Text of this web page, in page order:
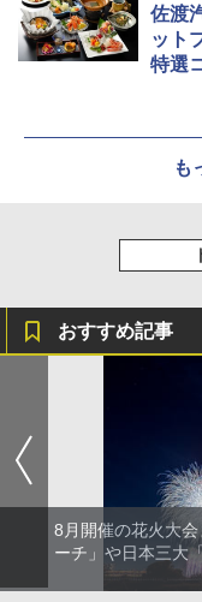
佐渡
ット
特選
も
おすすめ記事
8月開催の花火大
ーチ」や日本三大